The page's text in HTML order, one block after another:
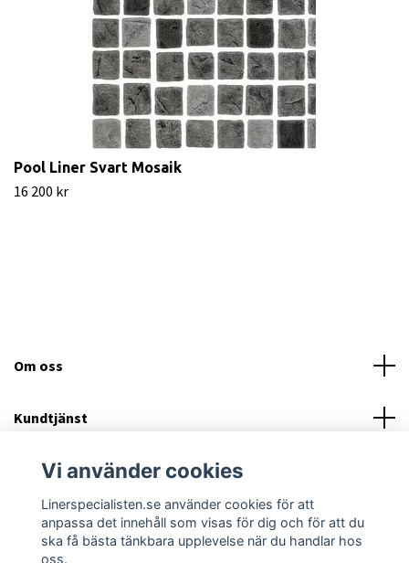
Pool Liner Svart Mosaik
16 200 kr
Om oss
Kundtjänst
Läs mer
Sociala medier
Vi använder cookies
Linerspecialisten.se använder cookies för att
anpassa det innehåll som visas för dig och för att du
ska få bästa tänkbara upplevelse när du handlar hos
oss.